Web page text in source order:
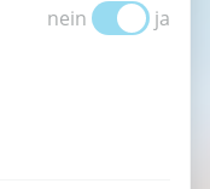
nein
Google Tag ja